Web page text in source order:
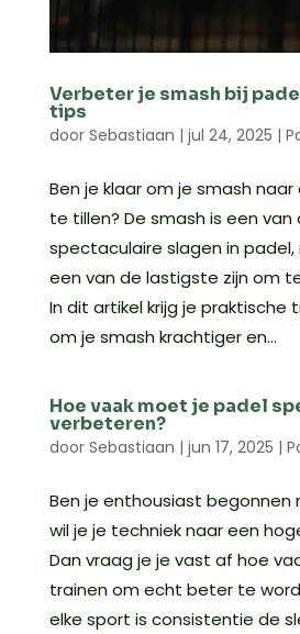
Verbeter je smash bij
tips
door Sebastiaan | jul 24, 2025 |
Ben je klaar om je smash
te tillen? De smash is een
spectaculaire slagen in
een van de lastigste zijn om
In dit artikel krijg je praktische
om je smash krachtiger en...
Hoe vaak moet je padel
verbeteren?
door Sebastiaan | jun 17, 2025 |
Ben je enthousiast begonnen
wil je je techniek naar een
Dan vraag je je vast af hoe
trainen om echt beter te
elke sport is consistentie de